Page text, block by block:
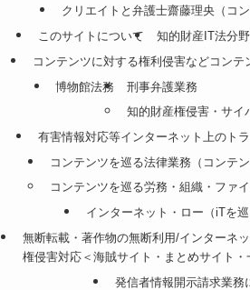
クリエイトと弁護士齋藤理央（コ
このサイトについて
知的財産IT法分
コンテンツに対する権利侵害などコンテ
博物館法務
刑事弁護業務
知的財産権侵害・サイ
有害情報対応等インターネット上のト
コンテンツを巡る法律業務（コンテ
コンテンツを巡る労務・組織・ファ
インターネット・ロー（iTを巡
無断転載・著作物の無断利用/インターネ
権侵害対応＜海賊サイト・まとめサイト・
発信者情報開示請求業務